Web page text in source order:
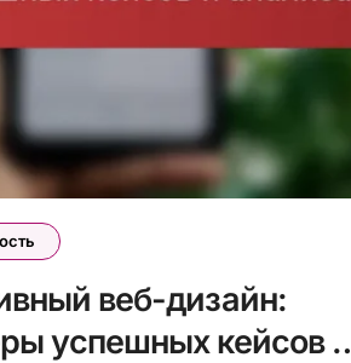
веб-дизайн:
успешных кейсов и